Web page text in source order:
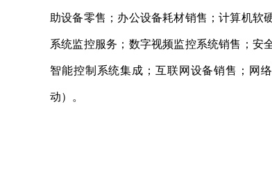
助设备零售；办公设备耗材销售；计算机软
系统监控服务；数字视频监控系统销售；安
智能控制系统集成；互联网设备销售；网
动）。